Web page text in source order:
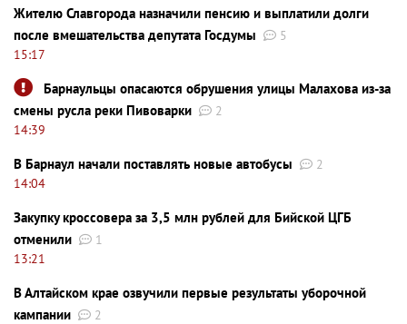
Жителю Славгорода назначили пенсию и выплатили долги
после вмешательства депутата Госдумы
5
15:17
Барнаульцы опасаются обрушения улицы Малахова из-за
смены русла реки Пивоварки
2
14:39
В Барнаул начали поставлять новые автобусы
2
14:04
Закупку кроссовера за 3,5 млн рублей для Бийской ЦГБ
отменили
1
13:21
В Алтайском крае озвучили первые результаты уборочной
кампании
2